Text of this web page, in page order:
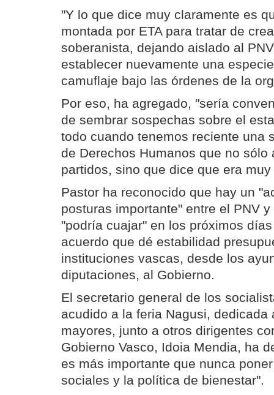
"Y lo que dice muy claramente es
montada por ETA para tratar de
soberanista, dejando aislado al
establecer nuevamente una
camuflaje bajo las órdenes de la
Por eso, ha agregado, "sería
de sembrar sospechas sobre el
todo cuando tenemos reciente una
de Derechos Humanos que no sólo
partidos, sino que dice que era
Pastor ha reconocido que hay un
posturas importante" entre el PNV
"podría cuajar" en los próximos
acuerdo que dé estabilidad
instituciones vascas, desde los
diputaciones, al Gobierno.
El secretario general de los
acudido a la feria Nagusi, dedicada
mayores, junto a otros dirigentes
Gobierno Vasco, Idoia Mendia, ha
es más importante que nunca
sociales y la política de bienestar".